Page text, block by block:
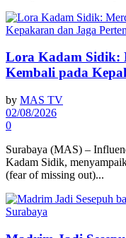
Lora Kadam Sidik:
Kembali pada
by MAS TV
02/08/2026
0
Surabaya (MAS) –
Kadam Sidik,
(fear of missing out)...